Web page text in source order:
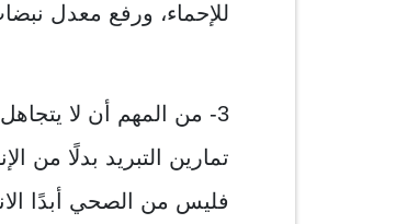
للإحماء، ورفع معدل
3- من المهم أن لا
تمارين التبريد بدلًا من
فليس من الصحي أبدًا